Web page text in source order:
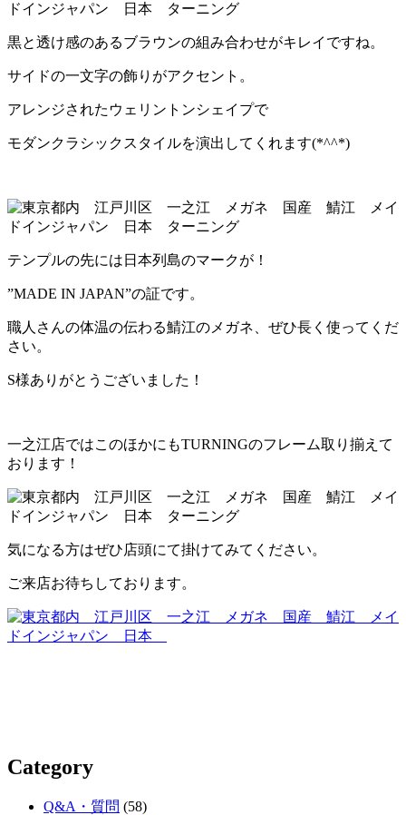
黒と透け感のあるブラウンの組み合わせがキレイですね。
サイドの一文字の飾りがアクセント。
アレンジされたウェリントンシェイプで
モダンクラシックスタイルを演出してくれます(*^^*)
テンプルの先には日本列島のマークが！
”MADE IN JAPAN”の証です。
職人さんの体温の伝わる鯖江のメガネ、ぜひ長く使ってくだ
さい。
S様ありがとうございました！
一之江店ではこのほかにもTURNINGのフレーム取り揃えて
おります！
気になる方はぜひ店頭にて掛けてみてください。
ご来店お待ちしております。
Category
Q&A・質問 (58)